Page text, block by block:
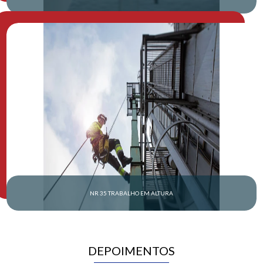
NR 35 TRABALHO EM ALTURA
DEPOIMENTOS